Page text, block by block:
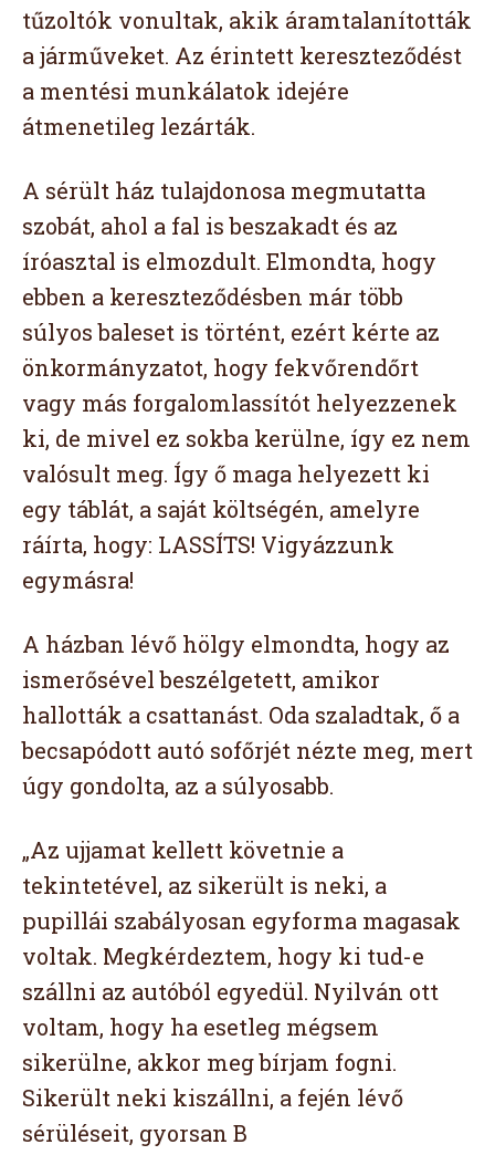
tűzoltók vonultak, akik áramtalanították
a járműveket. Az érintett kereszteződést
a mentési munkálatok idejére
átmenetileg lezárták.
A sérült ház tulajdonosa megmutatta
szobát, ahol a fal is beszakadt és az
íróasztal is elmozdult. Elmondta, hogy
ebben a kereszteződésben már több
súlyos baleset is történt, ezért kérte az
önkormányzatot, hogy fekvőrendőrt
vagy más forgalomlassítót helyezzenek
ki, de mivel ez sokba kerülne, így ez nem
valósult meg. Így ő maga helyezett ki
egy táblát, a saját költségén, amelyre
ráírta, hogy: LASSÍTS! Vigyázzunk
egymásra!
A házban lévő hölgy elmondta, hogy az
ismerősével beszélgetett, amikor
hallották a csattanást. Oda szaladtak, ő a
becsapódott autó sofőrjét nézte meg, mert
úgy gondolta, az a súlyosabb.
„Az ujjamat kellett követnie a
tekintetével, az sikerült is neki, a
pupillái szabályosan egyforma magasak
voltak. Megkérdeztem, hogy ki tud-e
szállni az autóból egyedül. Nyilván ott
voltam, hogy ha esetleg mégsem
sikerülne, akkor meg bírjam fogni.
Sikerült neki kiszállni, a fején lévő
sérüléseit, gyorsan B